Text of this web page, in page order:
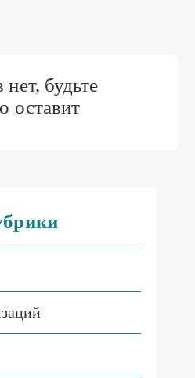
будьте
оставит